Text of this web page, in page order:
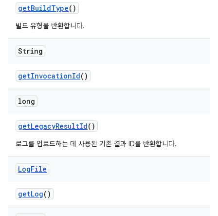
getBuildType()
빌드 유형을 반환합니다.
String
getInvocationId()
long
getLegacyResultId()
로그를 업로드하는 데 사용된 기존 결과 ID를 반환합니다.
LogFile
getLog()